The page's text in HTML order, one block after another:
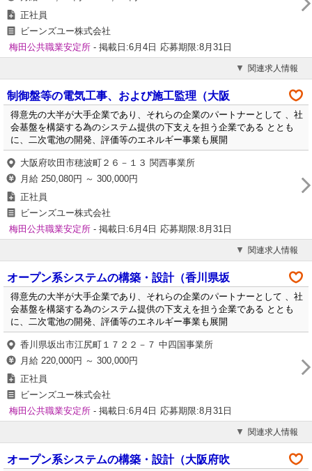
正社員
ビーンズユー株式会社
梅田公共職業安定所 - 掲載日:6月4日 応募期限:8月31日
関連求人情報
制御盤等の電気工事、および施工監理（大阪
得意先の大半が大手企業であり、それらの企業のパートナーとして 、社
会基盤を構築する為のシステム提供の下支えを担う企業である ととも
に、二次電池の開発、評価等のエネルギー事業も展開
大阪府吹田市穂波町２６－１３ 関西事業所
月給 250,080円 ～ 300,000円
正社員
ビーンズユー株式会社
梅田公共職業安定所 - 掲載日:6月4日 応募期限:8月31日
関連求人情報
オープン系システムの構築・設計（香川県坂
得意先の大半が大手企業であり、それらの企業のパートナーとして 、社
会基盤を構築する為のシステム提供の下支えを担う企業である ととも
に、二次電池の開発、評価等のエネルギー事業も展開
香川県坂出市江尻町１７２２－７ 中四国事業所
月給 220,000円 ～ 300,000円
正社員
ビーンズユー株式会社
梅田公共職業安定所 - 掲載日:6月4日 応募期限:8月31日
関連求人情報
オープン系システムの構築・設計（大阪府吹